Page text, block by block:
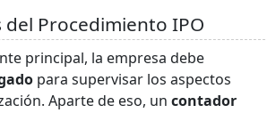
Procedimiento IPO
principal, la empresa debe
para supervisar los aspectos
Aparte de eso, un contador